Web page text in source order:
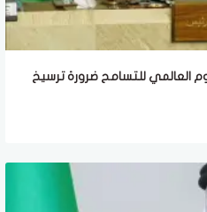
العالمي للتسامح ضرورة ترسيخ